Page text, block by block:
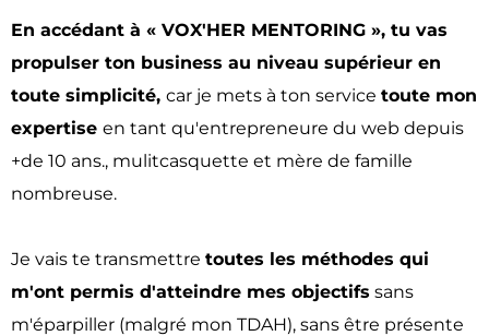
En accédant à « VOX'HER MENTORING », tu vas
propulser ton business au niveau supérieur en
toute simplicité, car je mets à ton service toute mon
expertise en tant qu'entrepreneure du web depuis
+de 10 ans., mulitcasquette et mère de famille
nombreuse.
Je vais te transmettre toutes les méthodes qui
m'ont permis d'atteindre mes objectifs sans
m'éparpiller (malgré mon TDAH), sans être présente